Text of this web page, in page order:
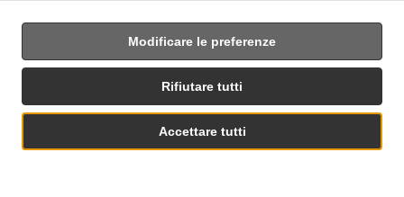
Accettare tutti
Rifiutare tutti
Modificare le preferenze
+49 69 95092860
Ordina in anticipo
Vedi menu e ordina